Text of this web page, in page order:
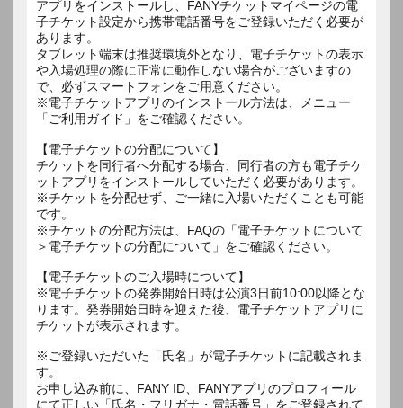
アプリをインストールし、FANYチケットマイページの電
子チケット設定から携帯電話番号をご登録いただく必要が
あります。
タブレット端末は推奨環境外となり、電子チケットの表示
や入場処理の際に正常に動作しない場合がございますの
で、必ずスマートフォンをご用意ください。
※電子チケットアプリのインストール方法は、メニュー
「ご利用ガイド」をご確認ください。
【電子チケットの分配について】
チケットを同行者へ分配する場合、同行者の方も電子チケ
ットアプリをインストールしていただく必要があります。
※チケットを分配せず、ご一緒に入場いただくことも可能
です。
※チケットの分配方法は、FAQの「電子チケットについて
＞電子チケットの分配について」をご確認ください。
【電子チケットのご入場時について】
※電子チケットの発券開始日時は公演3日前10:00以降とな
ります。発券開始日時を迎えた後、電子チケットアプリに
チケットが表示されます。
※ご登録いただいた「氏名」が電子チケットに記載されま
す。
お申し込み前に、FANY ID、FANYアプリのプロフィール
にて正しい「氏名・フリガナ・電話番号」をご登録されて